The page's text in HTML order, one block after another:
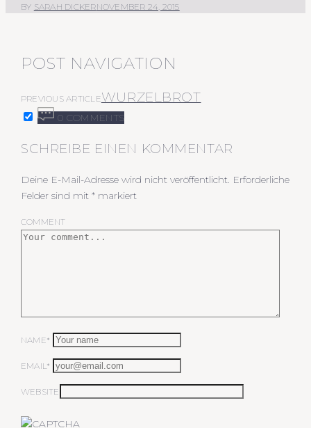
BY SARAH DICKERNOVEMBER 24, 2015
POST NAVIGATION
PREVIOUS ARTICLEWURZELBROT
0 COMMENTS
SCHREIBE EINEN KOMMENTAR
Deine E-Mail-Adresse wird nicht veröffentlicht. Erforderliche
Felder sind mit * markiert
COMMENT
NAME*
EMAIL*
WEBSITE